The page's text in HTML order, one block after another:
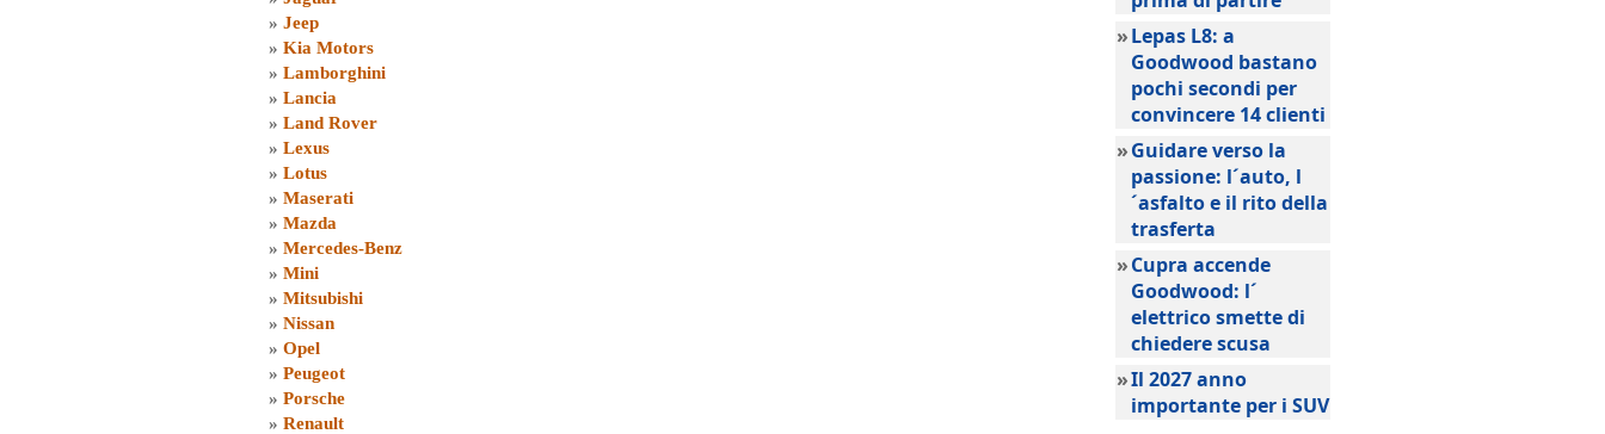
» Jeep
» Kia Motors
» Lamborghini
» Lancia
» Land Rover
» Lexus
» Lotus
» Maserati
» Mazda
» Mercedes-Benz
» Mini
» Mitsubishi
» Nissan
» Opel
» Peugeot
» Porsche
» Renault
»Lepas L8: a
Goodwood bastano
pochi secondi per
convincere 14 clienti
»Guidare verso la
passione: l´auto, l
´asfalto e il rito della
trasferta
»Cupra accende
Goodwood: l´
elettrico smette di
chiedere scusa
»Il 2027 anno
importante per i SUV